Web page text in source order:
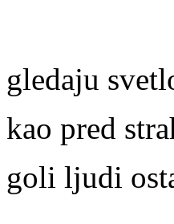
gledaju
kao pred
goli ljudi